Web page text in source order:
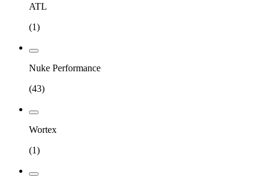
ATL
(1)
Nuke Performance
(43)
Wortex
(1)